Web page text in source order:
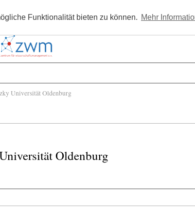
Funktionalität bieten zu können. Mehr
Kostenlos
Universität Oldenburg
Oldenburg